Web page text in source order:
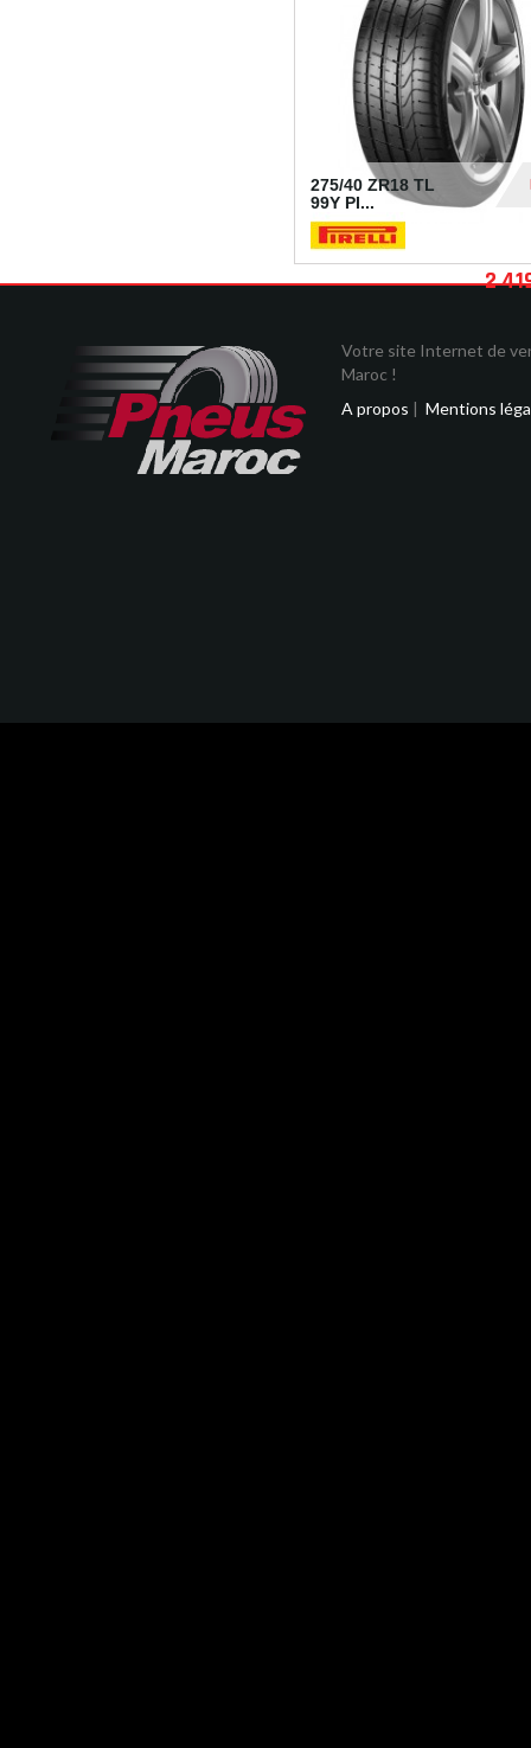
275/40 ZR18 TL
99Y PI...
2
Votre site Internet de
Maroc !
A propos | Mentions